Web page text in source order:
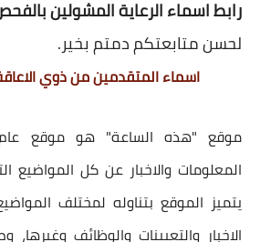
رابط اسماء الرعاية المشولين
لحسن متابعتكم دمتم بخير.
اسماء المتقدمين من ذوي
موقع "هذه الساعة" هو موقع
المعلومات والاخبار عن كل
يتميز الموقع بتناوله لمختلف
الاخبار والتعيينات والوظائف وغيرها،